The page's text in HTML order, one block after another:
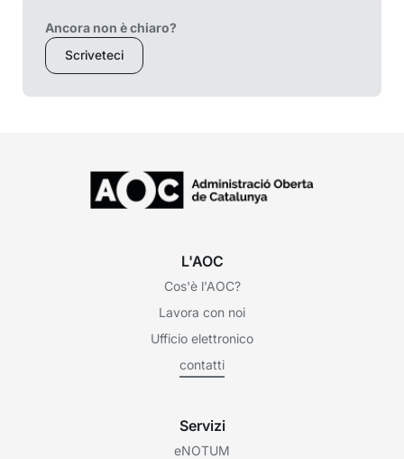
Ancora non è chiaro?
Scriveteci
L'AOC
Cos'è l'AOC?
Lavora con noi
Ufficio elettronico
contatti
Servizi
eNOTUM